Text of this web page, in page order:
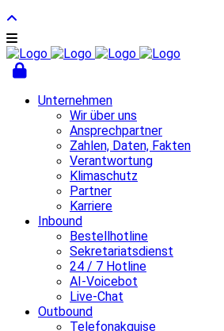
Unternehmen
Wir über uns
Ansprechpartner
Zahlen, Daten, Fakten
Verantwortung
Klimaschutz
Partner
Karriere
Inbound
Bestellhotline
Sekretariatsdienst
24 / 7 Hotline
AI-Voicebot
Live-Chat
Outbound
Telefonakquise